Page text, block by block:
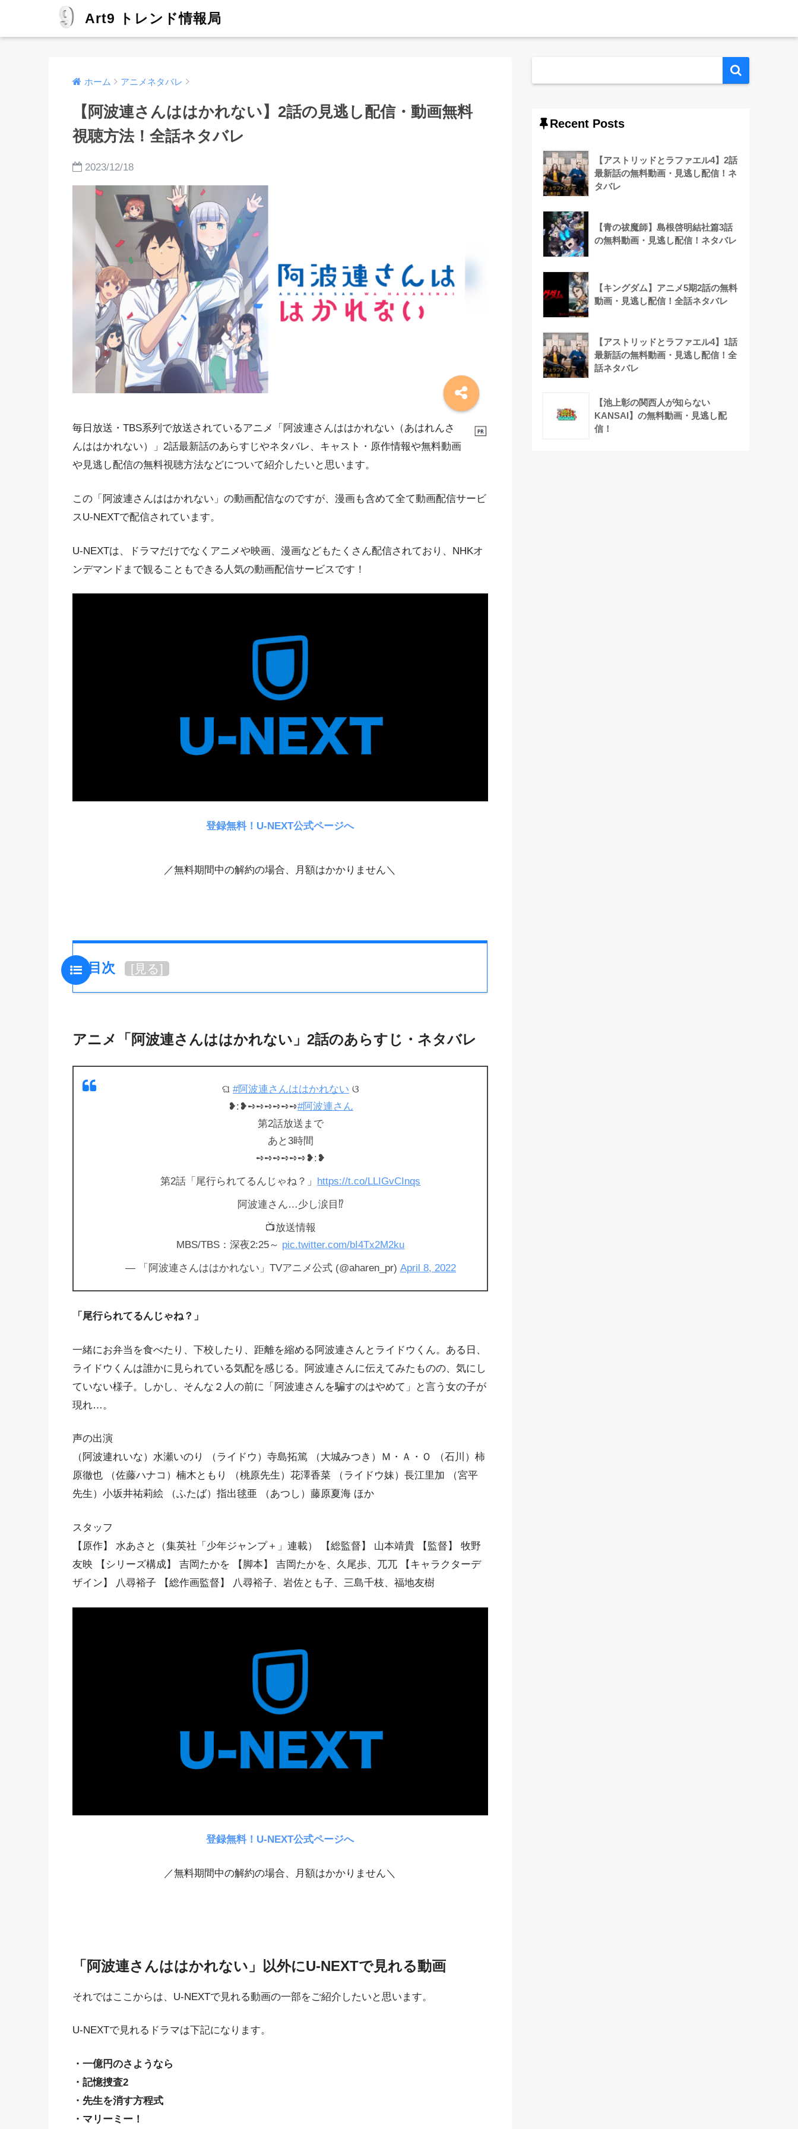
Art9 トレンド情報局
ホーム アニメネタバレ
【阿波連さんははかれない】2話の見逃し配信・動画無料
視聴方法！全話ネタバレ
2023/12/18
毎日放送・TBS系列で放送されているアニメ「阿波連さんははかれない（あはれんさ
んははかれない）」2話最新話のあらすじやネタバレ、キャスト・原作情報や無料動画
や見逃し配信の無料視聴方法などについて紹介したいと思います。
この「阿波連さんははかれない」の動画配信なのですが、漫画も含めて全て動画配信サービ
スU-NEXTで配信されています。
U-NEXTは、ドラマだけでなくアニメや映画、漫画などもたくさん配信されており、NHKオ
ンデマンドまで観ることもできる人気の動画配信サービスです！
登録無料！U-NEXT公式ページへ
／無料期間中の解約の場合、月額はかかりません＼
目次 [見る]
アニメ「阿波連さんははかれない」2話のあらすじ・ネタバレ
ଘ #阿波連さんははかれない ଓ
❥︎:❥︎➺➺➺➺➺➺#阿波連さん
第2話放送まで
あと3時間
➺➺➺➺➺➺❥︎:❥︎
第2話「尾行られてるんじゃね？」 https://t.co/LLIGvCInqs
阿波連さん…少し涙目⁉️
📺放送情報
MBS/TBS：深夜2:25～ pic.twitter.com/bI4Tx2M2ku
— 「阿波連さんははかれない」TVアニメ公式 (@aharen_pr) April 8, 2022
「尾行られてるんじゃね？」
一緒にお弁当を食べたり、下校したり、距離を縮める阿波連さんとライドウくん。ある日、
ライドウくんは誰かに見られている気配を感じる。阿波連さんに伝えてみたものの、気にし
ていない様子。しかし、そんな２人の前に「阿波連さんを騙すのはやめて」と言う女の子が
現れ…。
声の出演
（阿波連れいな）水瀬いのり （ライドウ）寺島拓篤 （大城みつき）Ｍ・Ａ・Ｏ （石川）柿
原徹也 （佐藤ハナコ）楠木ともり （桃原先生）花澤香菜 （ライドウ妹）長江里加 （宮平
先生）小坂井祐莉絵 （ふたば）指出毬亜 （あつし）藤原夏海 ほか
スタッフ
【原作】 水あさと（集英社「少年ジャンプ＋」連載） 【総監督】 山本靖貴 【監督】 牧野
友映 【シリーズ構成】 吉岡たかを 【脚本】 吉岡たかを、久尾歩、兀兀 【キャラクターデ
ザイン】 八尋裕子 【総作画監督】 八尋裕子、岩佐とも子、三島千枝、福地友樹
登録無料！U-NEXT公式ページへ
／無料期間中の解約の場合、月額はかかりません＼
「阿波連さんははかれない」以外にU-NEXTで見れる動画
それではここからは、U-NEXTで見れる動画の一部をご紹介したいと思います。
U-NEXTで見れるドラマは下記になります。
・一億円のさようなら
・記憶捜査2
・先生を消す方程式
・マリーミー！
Recent Posts
【アストリッドとラファエル4】2話
最新話の無料動画・見逃し配信！ネ
タバレ
【青の祓魔師】島根啓明結社篇3話
の無料動画・見逃し配信！ネタバレ
【キングダム】アニメ5期2話の無料
動画・見逃し配信！全話ネタバレ
【アストリッドとラファエル4】1話
最新話の無料動画・見逃し配信！全
話ネタバレ
【池上彰の関西人が知らない
KANSAI】の無料動画・見逃し配
信！